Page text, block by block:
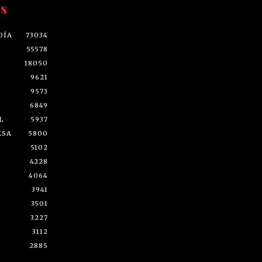
73034
55578
18050
9621
9573
6849
5937
5800
5102
4228
4064
3941
3501
3227
3112
2885